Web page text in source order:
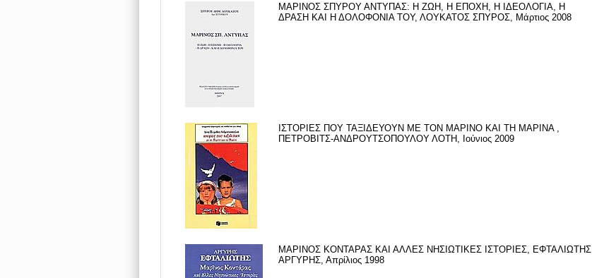
ΜΑΡΙΝΟΣ ΣΠΥΡΟΥ ΑΝΤΥΠΑΣ: Η ΖΩΗ, Η ΕΠΟΧΗ, Η ΙΔΕΟΛΟΓΙΑ, Η
ΔΡΑΣΗ ΚΑΙ Η ΔΟΛΟΦΟΝΙΑ ΤΟΥ, ΛΟΥΚΑΤΟΣ ΣΠΥΡΟΣ, Μάρτιος 2008
ΙΣΤΟΡΙΕΣ ΠΟΥ ΤΑΞΙΔΕΥΟΥΝ ΜΕ ΤΟΝ ΜΑΡΙΝΟ ΚΑΙ ΤΗ ΜΑΡΙΝΑ ,
ΠΕΤΡΟΒΙΤΣ-ΑΝΔΡΟΥΤΣΟΠΟΥΛΟΥ ΛΟΤΗ, Ιούνιος 2009
ΜΑΡΙΝΟΣ ΚΟΝΤΑΡΑΣ ΚΑΙ ΑΛΛΕΣ ΝΗΣΙΩΤΙΚΕΣ ΙΣΤΟΡΙΕΣ, ΕΦΤΑΛΙΩΤΗΣ
ΑΡΓΥΡΗΣ, Απρίλιος 1998